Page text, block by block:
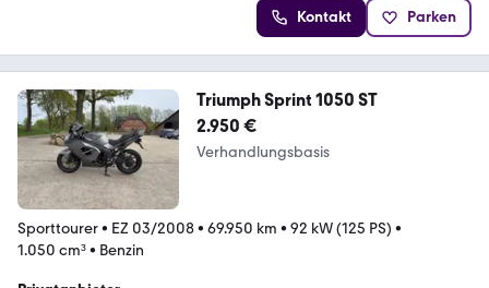
Kontakt Parken
Triumph Sprint 1050 ST
2.950 €
Verhandlungsbasis
Sporttourer• EZ 03/2008• 69.950 km • 92 kW (125 PS) •
1.050 cm³• Benzin